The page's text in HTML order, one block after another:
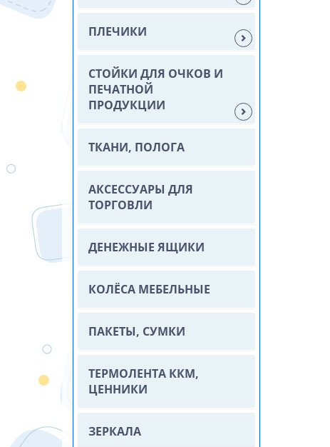
ПЛЕЧИКИ
СТОЙКИ ДЛЯ ОЧКОВ И
ПЕЧАТНОЙ
ПРОДУКЦИИ
ТКАНИ, ПОЛОГА
АКСЕССУАРЫ ДЛЯ
ТОРГОВЛИ
ДЕНЕЖНЫЕ ЯЩИКИ
КОЛЁСА МЕБЕЛЬНЫЕ
ПАКЕТЫ, СУМКИ
ТЕРМОЛЕНТА ККМ,
ЦЕННИКИ
ЗЕРКАЛА